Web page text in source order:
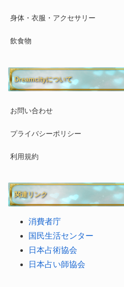
身体・衣服・アクセサリー
飲食物
Dreamcityについて
お問い合わせ
プライバシーポリシー
利用規約
関連リンク
消費者庁
国民生活センター
日本占術協会
日本占い師協会